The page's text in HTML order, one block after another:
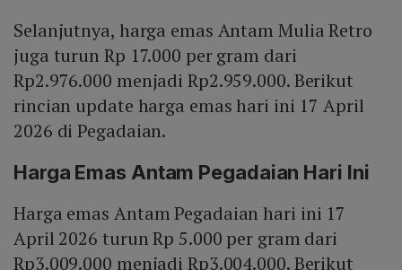
Selanjutnya, harga emas Antam Mulia Retro
juga turun Rp 17.000 per gram dari
Rp2.976.000 menjadi Rp2.959.000. Berikut
rincian update harga emas hari ini 17 April
2026 di Pegadaian.
Harga Emas Antam Pegadaian Hari Ini
Harga emas Antam Pegadaian hari ini 17
April 2026 turun Rp 5.000 per gram dari
Rp3.009.000 menjadi Rp3.004.000. Berikut